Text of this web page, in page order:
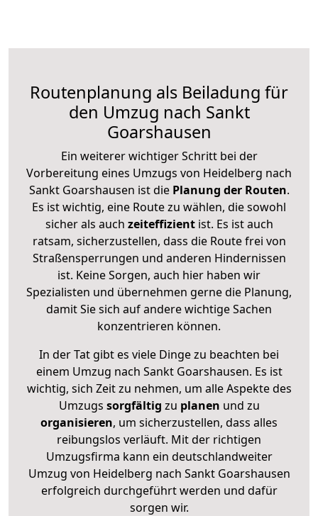
Routenplanung als Beiladung für
den Umzug nach Sankt
Goarshausen
Ein weiterer wichtiger Schritt bei der
Vorbereitung eines Umzugs von Heidelberg nach
Sankt Goarshausen ist diePlanung der Routen.
Es ist wichtig, eine Route zu wählen, die sowohl
sicher als auch zeiteffizientist. Es ist auch
ratsam, sicherzustellen, dass die Route frei von
Straßensperrungen und anderen Hindernissen
ist. Keine Sorgen, auch hier haben wir
Spezialisten und übernehmen gerne die Planung,
damit Sie sich auf andere wichtige Sachen
konzentrieren können.
In der Tat gibt es viele Dinge zu beachten bei
einem Umzug nach Sankt Goarshausen. Es ist
wichtig, sich Zeit zu nehmen, um alle Aspekte des
Umzugs sorgfältig zu planen und zu
organisieren, um sicherzustellen, dass alles
reibungslos verläuft. Mit der richtigen
Umzugsfirma kann ein deutschlandweiter
Umzug von Heidelberg nach Sankt Goarshausen
erfolgreich durchgeführt werden und dafür
sorgen wir.